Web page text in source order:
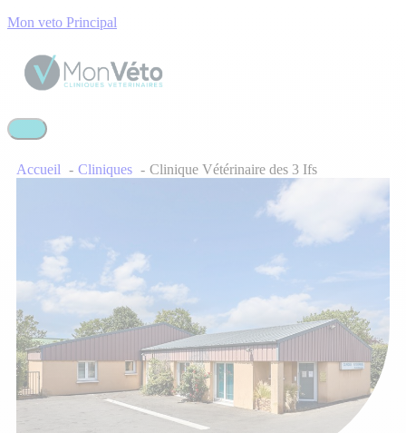
Mon veto Principal
Accueil Cliniques Clinique Vétérinaire des 3 Ifs